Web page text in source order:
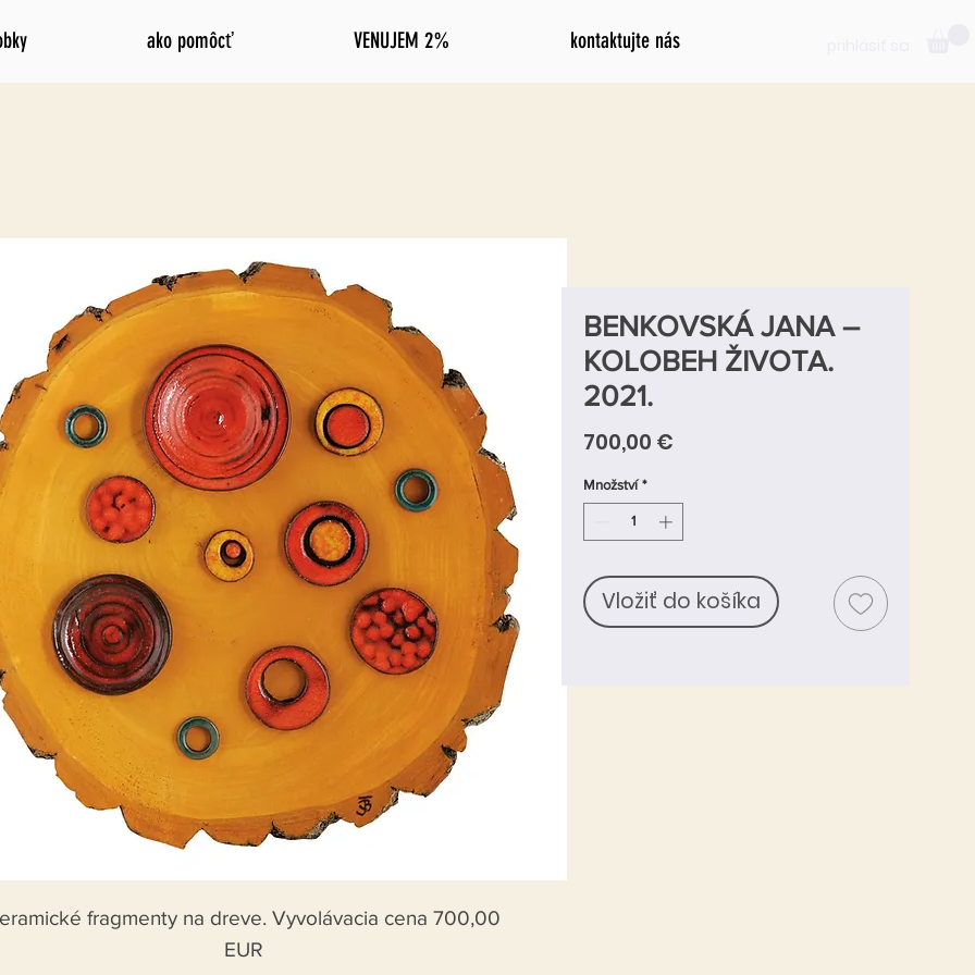
ako pomôcť VENUJEM 2% kontaktujte nás
BENKOVSKÁ JANA –
KOLOBEH ŽIVOTA.
2021.
700,00 €
Množství *
Vložiť do košíka
fragmenty na dreve. Vyvolávacia cena 700,00
EUR